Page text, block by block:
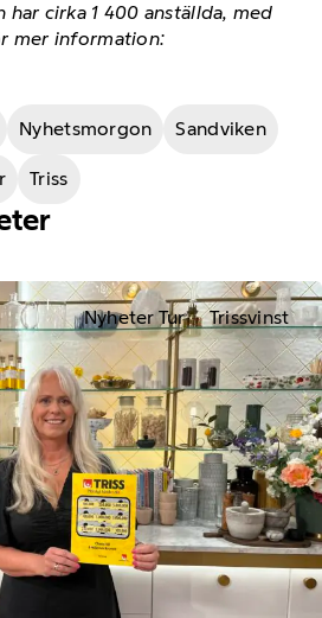
har cirka 1 400 anställda, med
mer information:
Nyhetsmorgon Sandviken
Triss
Nyheter Tur Trissvinst